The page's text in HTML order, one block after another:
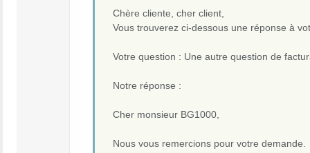
Chère cliente, cher client,
Vous trouverez ci-dessous une réponse à
Votre question : Une autre question de
Notre réponse :
Cher monsieur BG1000,
Nous vous remercions pour votre demande.